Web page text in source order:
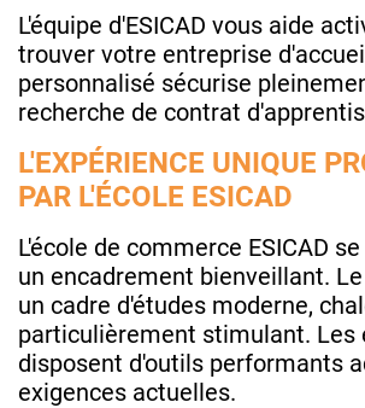
L'équipe d'ESICAD vous aide
trouver votre entreprise
personnalisé sécurise
recherche de contrat
L'EXPÉRIENCE UNIQUE
PAR L'ÉCOLE ESICAD
L'école de commerce ESICAD
un encadrement bienveillant.
un cadre d'études moderne,
particulièrement stimulant. Les
disposent d'outils performants
exigences actuelles.